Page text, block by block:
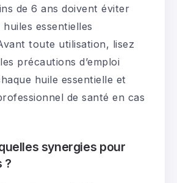
de 6 ans doivent éviter
huiles essentielles
toute utilisation, lisez
précautions d’emploi
huile essentielle et
de santé en cas
synergies pour
?